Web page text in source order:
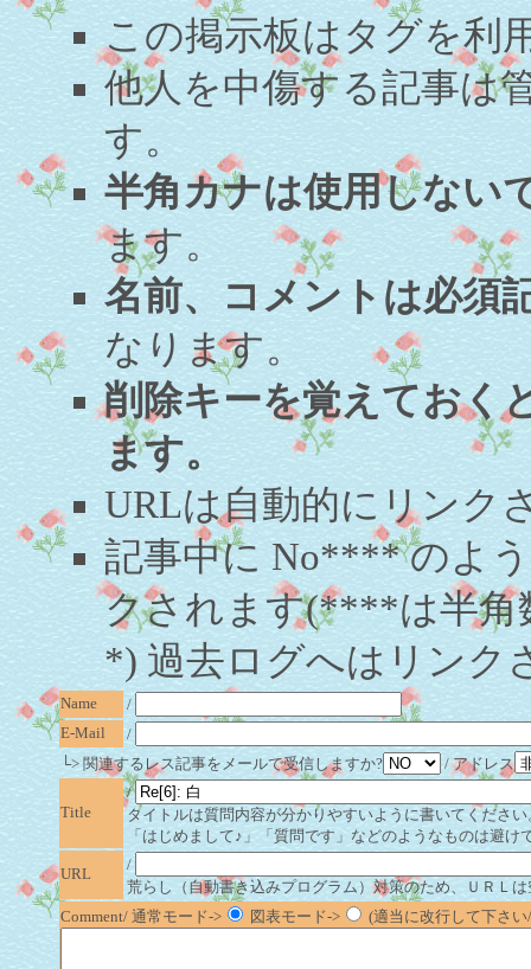
この掲示板はタグを利
他人を中傷する記事は
す。
半角カナは使用しない
ます。
名前、コメントは必須
なります。
削除キーを覚えておく
ます。
URLは自動的にリンク
記事中に No**** のよ
クされます(****は半角
*) 過去ログへはリンク
Name
/
E-Mail
/
└> 関連するレス記事をメールで受信しますか?
/ アドレス
Title
/
タイトルは質問内容が分かりやすいように書いてください
「はじめまして♪」「質問です」などのようなものは避け
URL
/
荒らし（自動書き込みプログラム）対策のため、ＵＲＬ
Comment/ 通常モード->
図表モード-> (適当に改行して下さ